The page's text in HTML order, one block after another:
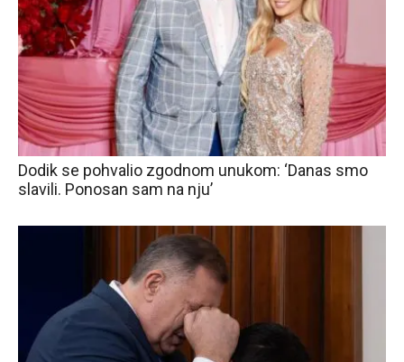
Dodik se pohvalio zgodnom unukom: ‘Danas smo
slavili. Ponosan sam na nju’